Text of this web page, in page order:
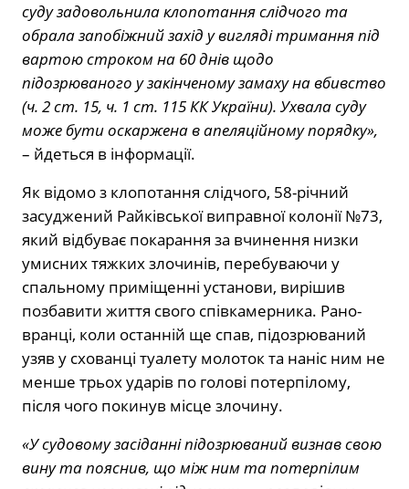
суду задовольнила клопотання слідчого та
обрала запобіжний захід у вигляді тримання під
вартою строком на 60 днів щодо
підозрюваного у закінченому замаху на вбивство
(ч. 2 ст. 15, ч. 1 ст. 115 КК України). Ухвала суду
може бути оскаржена в апеляційному порядку»,
– йдеться в інформації.
Як відомо з клопотання слідчого, 58-річний
засуджений Райківської виправної колонії №73,
який відбуває покарання за вчинення низки
умисних тяжких злочинів, перебуваючи у
спальному приміщенні установи, вирішив
позбавити життя свого співкамерника. Рано-
вранці, коли останній ще спав, підозрюваний
узяв у схованці туалету молоток та наніс ним не
менше трьох ударів по голові потерпілому,
після чого покинув місце злочину.
«У судовому засіданні підозрюваний визнав свою
вину та пояснив, що між ним та потерпілим